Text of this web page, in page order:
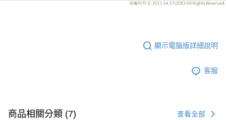
顯示電腦版詳細說明
客服
商品相關分類 (7) 查看全部